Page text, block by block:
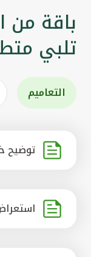
باقة من
تلبي
التعاميم
توضيح